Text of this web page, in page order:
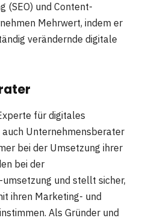
(SEO) und Content-
Mehrwert, indem er
verändernde digitale
für digitales
auch Unternehmensberater
bei der Umsetzung ihrer
bei der
und stellt sicher,
ihren Marketing- und
Als Gründer und